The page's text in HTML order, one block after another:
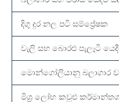
දිගු දුර නල පටි සම්ප්‍රේෂක
වැලි සහ බොරළු පැලෑටි
මොන්ගෝලියානු බලාගාර
මිශ්‍ර ලෝහ කවුළු